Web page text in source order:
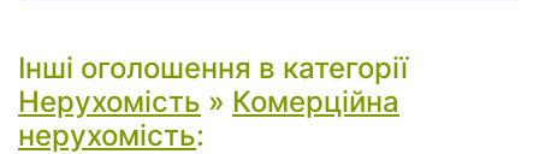
Інші оголошення в категорії
Нерухомість » Комерційна
нерухомість: